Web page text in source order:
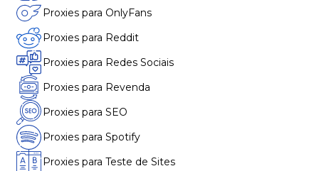
Proxies para OnlyFans
Proxies para Reddit
Proxies para Redes Sociais
Proxies para Revenda
Proxies para SEO
Proxies para Spotify
Proxies para Teste de Sites